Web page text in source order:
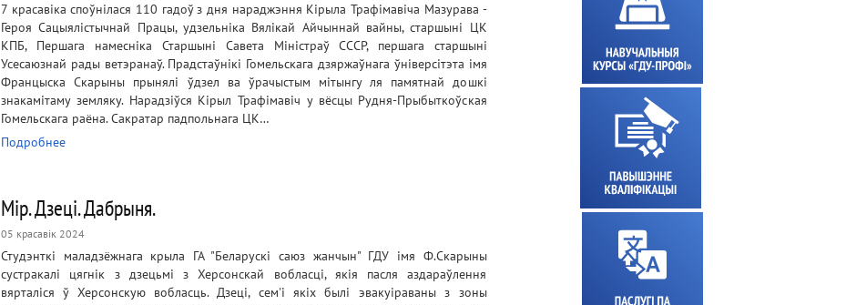
7 красавіка споўнілася 110 гадоў з дня нараджэння Кірыла Трафімавіча Мазурава -
Героя Сацыялістычнай Працы, удзельніка Вялікай Айчыннай вайны, старшыні ЦК
КПБ, Першага намесніка Старшыні Савета Міністраў СССР, першага старшыні
Усесаюзнай рады ветэранаў. Прадстаўнікі Гомельскага дзяржаўнага ўніверсітэта імя
Францыска Скарыны прынялі ўдзел ва ўрачыстым мітынгу ля памятнай дошкі
знакамітаму земляку. Нарадзіўся Кірыл Трафімавіч у вёсцы Рудня-Прыбыткоўская
Гомельскага раёна. Сакратар падпольнага ЦК…
Подробнее
Мір. Дзеці. Дабрыня.
05 красавік 2024
Студэнткі маладзёжнага крыла ГА "Беларускі саюз жанчын" ГДУ імя Ф.Скарыны
сустракалі цягнік з дзецьмі з Херсонскай вобласці, якія пасля аздараўлення
вярталіся ў Херсонскую вобласць. Дзеці, сем'і якіх былі эвакуіраваны з зоны